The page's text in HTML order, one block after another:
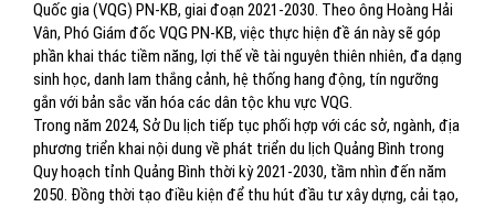
Quốc gia (VQG) PN-KB, giai đoạn 2021-2030. Theo ông Hoàng Hải
Vân, Phó Giám đốc VQG PN-KB, việc thực hiện đề án này sẽ góp
phần khai thác tiềm năng, lợi thế về tài nguyên thiên nhiên, đa dạng
sinh học, danh lam thắng cảnh, hệ thống hang động, tín ngưỡng
gắn với bản sắc văn hóa các dân tộc khu vực VQG.
Trong năm 2024, Sở Du lịch tiếp tục phối hợp với các sở, ngành, địa
phương triển khai nội dung về phát triển du lịch Quảng Bình trong
Quy hoạch tỉnh Quảng Bình thời kỳ 2021-2030, tầm nhìn đến năm
2050. Đồng thời tạo điều kiện để thu hút đầu tư xây dựng, cải tạo,